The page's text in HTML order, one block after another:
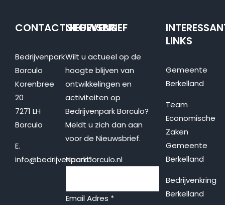
CONTACTGEGEVENS
Bedrijvenpark
Borculo
Korenbree
20
7271 LH
Borculo
E.
info@bedrijvenparkborculo.nl
NIEUWSBRIEF
Wilt u actueel op de
hoogte blijven van
ontwikkelingen en
activiteiten op
Bedrijvenpark Borculo?
Meldt u zich dan aan
voor de Nieuwsbrief.
Naam*
Email Adres *
LINKS
Gemeente
Berkelland
Team
Economische
Zaken
Gemeente
Berkelland
Bedrijvenkring
Berkelland